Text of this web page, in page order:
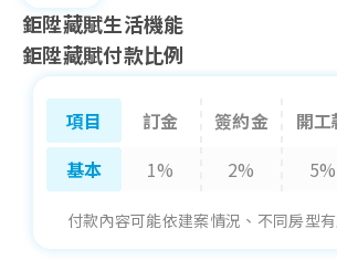
鉅陞藏賦生活機能
鉅陞藏賦付款比例
項目 訂金 簽約金 開工
基本
1% 2% 5%
付款內容可能依建案情況、不同房型